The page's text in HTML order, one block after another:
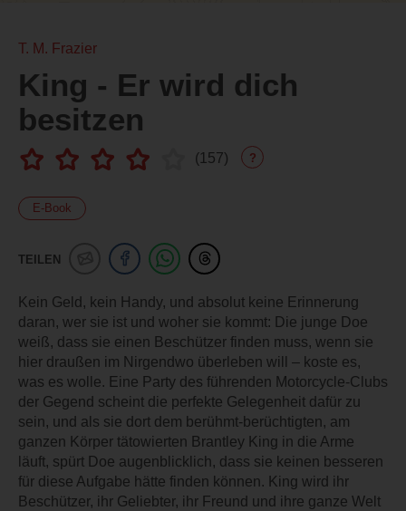
T. M. Frazier
King - Er wird dich
besitzen
(157) ?
E-Book
TEILEN
Kein Geld, kein Handy, und absolut keine Erinnerung
daran, wer sie ist und woher sie kommt: Die junge Doe
weiß, dass sie einen Beschützer finden muss, wenn sie
hier draußen im Nirgendwo überleben will – koste es,
was es wolle. Eine Party des führenden Motorcycle-Clubs
der Gegend scheint die perfekte Gelegenheit dafür zu
sein, und als sie dort dem berühmt-berüchtigten, am
ganzen Körper tätowierten Brantley King in die Arme
läuft, spürt Doe augenblicklich, dass sie keinen besseren
für diese Aufgabe hätte finden können. King wird ihr
Beschützer, ihr Geliebter, ihr Freund und ihre ganze Welt